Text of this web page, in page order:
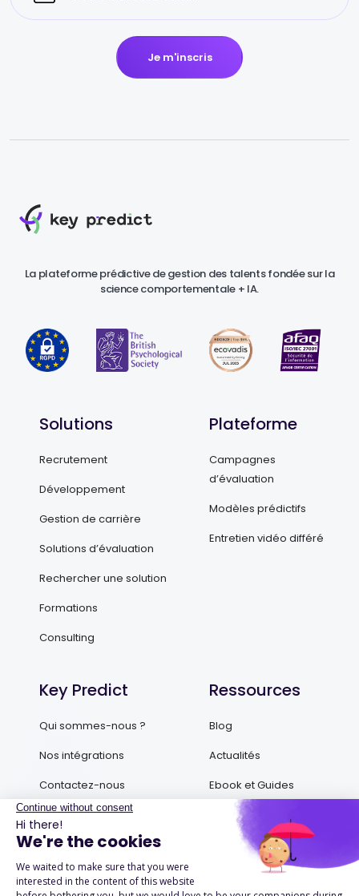
Je m'inscris
La plateforme prédictive de gestion des talents fondée sur la
science comportementale + IA.
Solutions
Recrutement
Développement
Gestion de carrière
Solutions d’évaluation
Rechercher une solution
Formations
Consulting
Plateforme
Campagnes
d’évaluation
Modèles prédictifs
Entretien vidéo différé
Key Predict
Qui sommes-nous ?
Nos intégrations
Contactez-nous
Ressources
Blog
Actualités
Ebook et Guides
Podcasts
Success Stories